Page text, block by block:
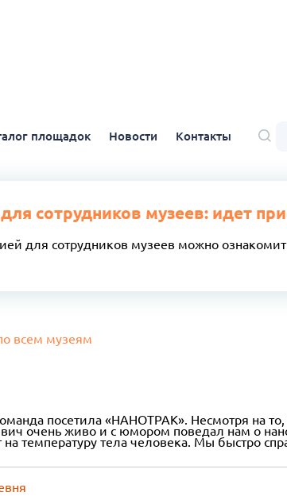
площадок Новости Контакты
сотрудников музеев: идет
для сотрудников музеев можно
всем музеям
посетила «НАНОТРАК». Несмотря на
очень живо и с юмором поведал нам о
на температуру тела человека. Мы быстро